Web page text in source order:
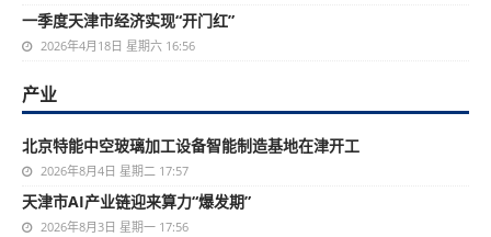
一季度天津市经济实现“开门红”
2026年4月18日 星期六 16:56
产业
北京特能中空玻璃加工设备智能制造基地在津开工
2026年8月4日 星期二 17:57
天津市AI产业链迎来算力“爆发期”
2026年8月3日 星期一 17:56